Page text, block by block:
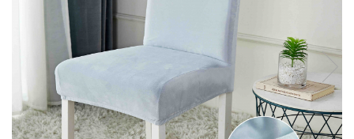
Cearceaf cu elastic
Cearceaf normal
Lenjerii De Pat Creponate
Lenjerii De Pat Bumbac Poplin 2
Persoane
Lenjerii De Pat Bumbac Poplin,
Matlasate, 2 Persoane